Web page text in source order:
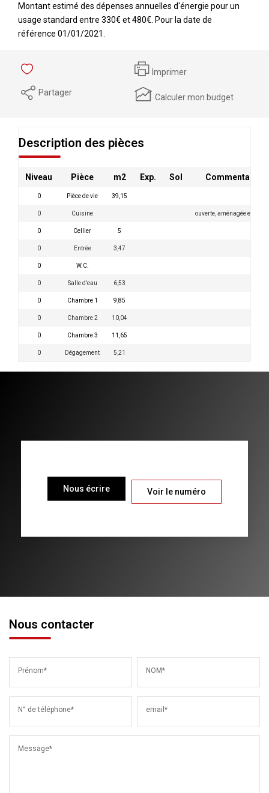
Montant estimé des dépenses annuelles d'énergie pour un
usage standard entre 330€ et 480€. Pour la date de
référence 01/01/2021.
Imprimer
Partager Calculer mon budget
Description des pièces
Niveau Pièce m2 Exp. Sol Commentaires
0 Pièce de vie 39,15
0 Cuisine ouverte, aménagée et
0 Cellier 5
0 Entrée 3,47
0 W.C.
0 Salle d'eau 6,53
0 Chambre 1 9,85
0 Chambre 2 10,04
0 Chambre 3 11,65
0 Dégagement 5,21
Nous écrire Voir le numéro
Nous contacter
Prénom* NOM*
N° de téléphone* email*
Message*